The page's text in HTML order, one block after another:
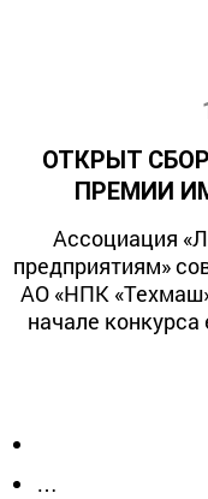
ОТКРЫТ
ПРЕМИИ
Ассоциация
предприятиям»
АО «НПК
начале
…